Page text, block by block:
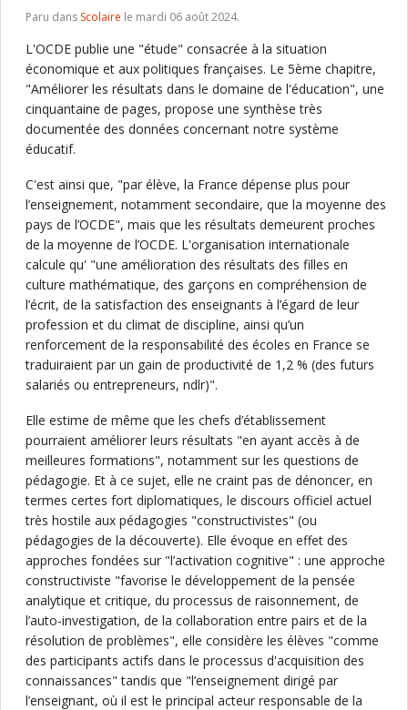
Paru dans Scolaire le mardi 06 août 2024.
L'OCDE publie une "étude" consacrée à la situation
économique et aux politiques françaises. Le 5ème chapitre,
"Améliorer les résultats dans le domaine de l'éducation", une
cinquantaine de pages, propose une synthèse très
documentée des données concernant notre système
éducatif.
C'est ainsi que, "par élève, la France dépense plus pour
l’enseignement, notamment secondaire, que la moyenne des
pays de l’OCDE", mais que les résultats demeurent proches
de la moyenne de l’OCDE. L'organisation internationale
calcule qu' "une amélioration des résultats des filles en
culture mathématique, des garçons en compréhension de
l’écrit, de la satisfaction des enseignants à l’égard de leur
profession et du climat de discipline, ainsi qu’un
renforcement de la responsabilité des écoles en France se
traduiraient par un gain de productivité de 1,2 % (des futurs
salariés ou entrepreneurs, ndlr)".
Elle estime de même que les chefs d’établissement
pourraient améliorer leurs résultats "en ayant accès à de
meilleures formations", notamment sur les questions de
pédagogie. Et à ce sujet, elle ne craint pas de dénoncer, en
termes certes fort diplomatiques, le discours officiel actuel
très hostile aux pédagogies "constructivistes" (ou
pédagogies de la découverte). Elle évoque en effet des
approches fondées sur "l’activation cognitive" : une approche
constructiviste "favorise le développement de la pensée
analytique et critique, du processus de raisonnement, de
l’auto-investigation, de la collaboration entre pairs et de la
résolution de problèmes", elle considère les élèves "comme
des participants actifs dans le processus d'acquisition des
connaissances" tandis que "l’enseignement dirigé par
l’enseignant, où il est le principal acteur responsable de la